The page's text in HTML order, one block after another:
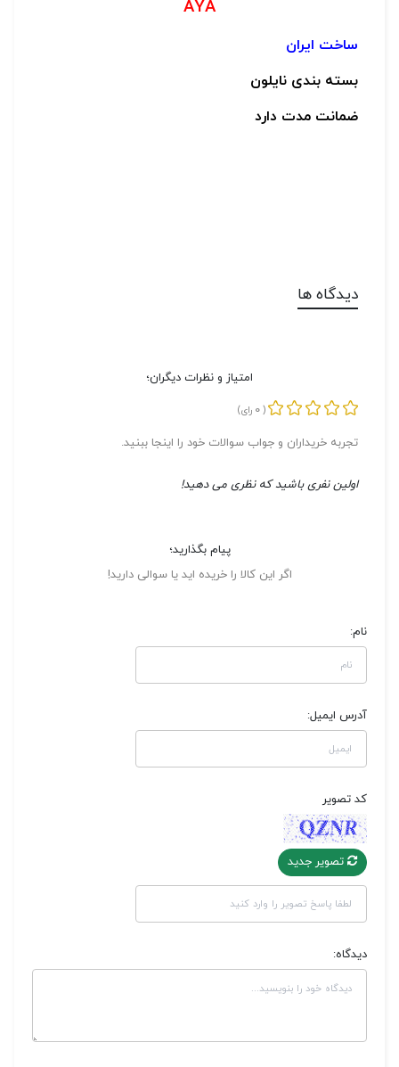
AYA
ساخت ایران
بسته بندی نایلون
ضمانت مدت دارد
دیدگاه ها
امتیاز و نظرات دیگران؛
(
0 رای)
تجربه خریداران و جواب سوالات خود را اینجا ببنید.
اولین نفری باشید که نظری می دهید!
پیام بگذارید؛
اگر این کالا را خریده اید یا سوالی دارید!
نام:
آدرس ایمیل:
کد تصویر
تصویر جدید
دیدگاه: